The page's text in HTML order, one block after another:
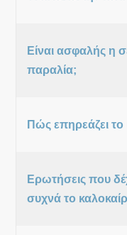
Είναι ασφαλής η
παραλία;
Πώς επηρεάζει το
Ερωτήσεις που
συχνά το